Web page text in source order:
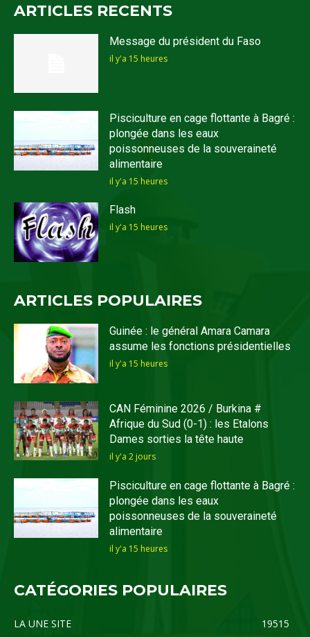
ARTICLES RECENTS
Message du président du Faso
il y'a 15 heures
Pisciculture en cage flottante à Bagré :
plongée dans les eaux
poissonneuses de la souveraineté
alimentaire
il y'a 15 heures
Flash
il y'a 15 heures
ARTICLES POPULAIRES
Guinée : le général Amara Camara
assume les fonctions présidentielles
il y'a 15 heures
CAN Féminine 2026 / Burkina #
Afrique du Sud (0-1) : les Etalons
Dames sorties la tête haute
il y'a 2 jours
Pisciculture en cage flottante à Bagré :
plongée dans les eaux
poissonneuses de la souveraineté
alimentaire
il y'a 15 heures
CATÉGORIES POPULAIRES
LA UNE SITE
19515